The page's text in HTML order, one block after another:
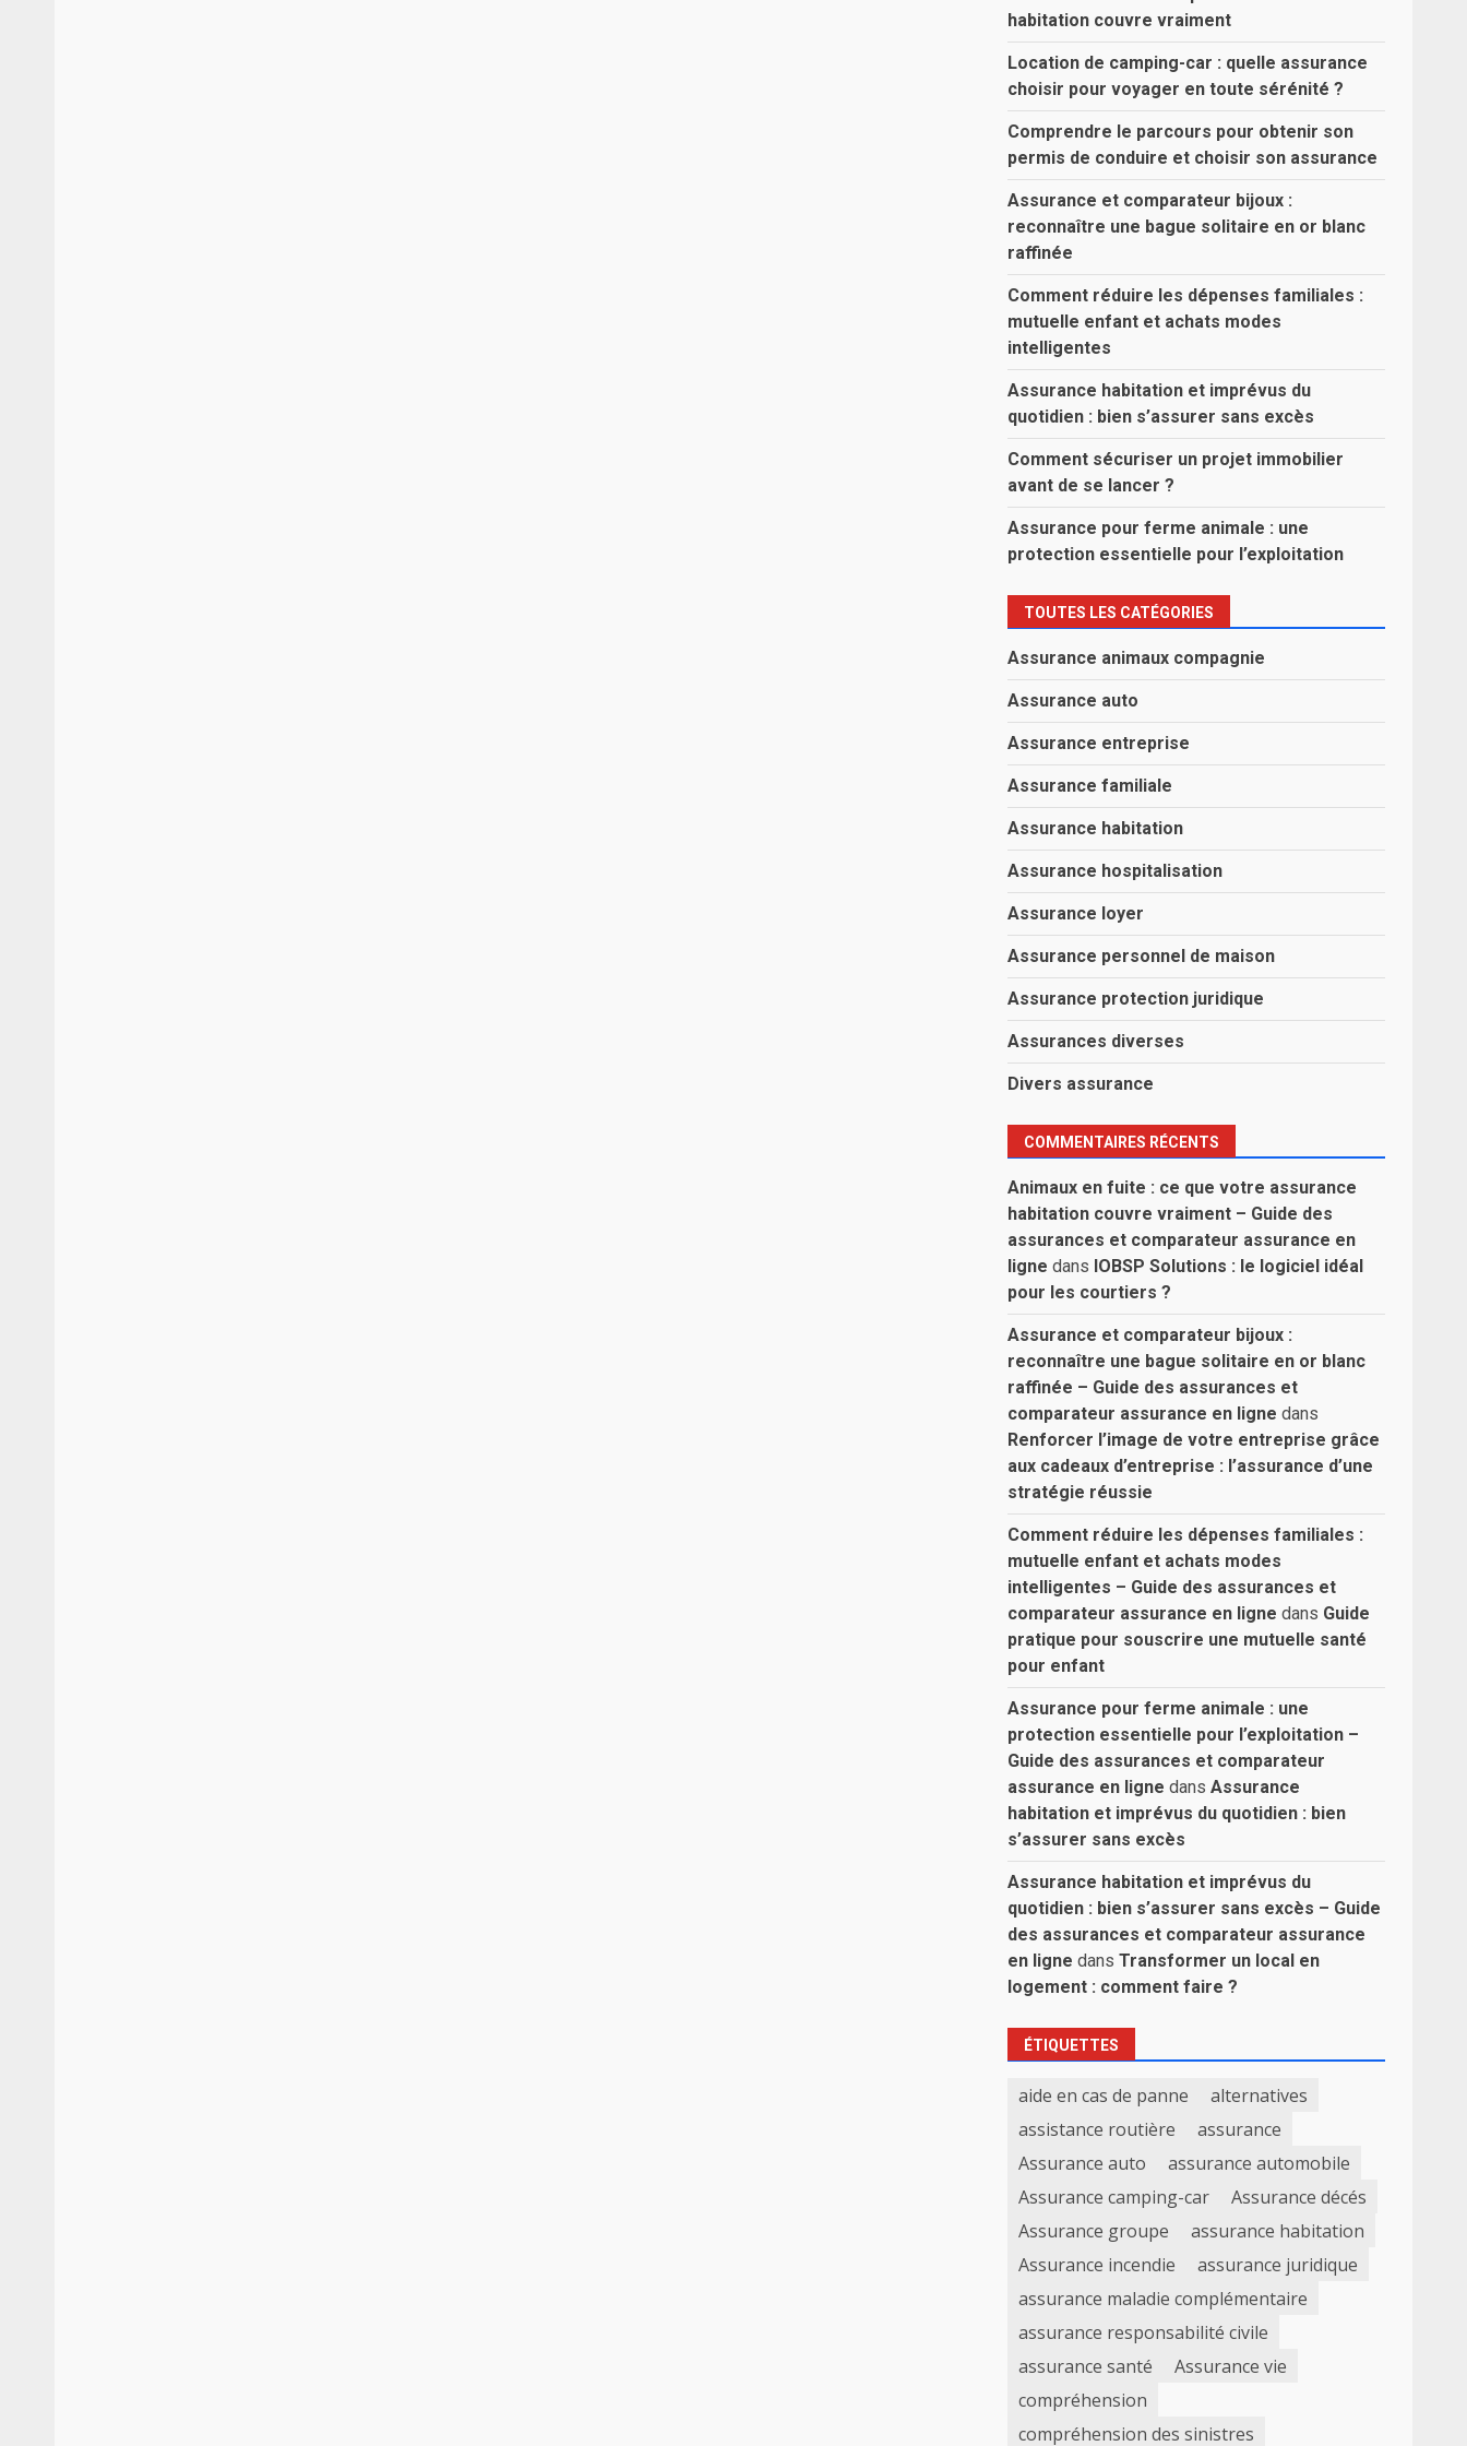
habitation couvre vraiment
Location de camping-car : quelle assurance
choisir pour voyager en toute sérénité ?
Comprendre le parcours pour obtenir son
permis de conduire et choisir son assurance
Assurance et comparateur bijoux :
reconnaître une bague solitaire en or blanc
raffinée
Comment réduire les dépenses familiales :
mutuelle enfant et achats modes
intelligentes
Assurance habitation et imprévus du
quotidien : bien s’assurer sans excès
Comment sécuriser un projet immobilier
avant de se lancer ?
Assurance pour ferme animale : une
protection essentielle pour l’exploitation
TOUTES LES CATÉGORIES
Assurance animaux compagnie
Assurance auto
Assurance entreprise
Assurance familiale
Assurance habitation
Assurance hospitalisation
Assurance loyer
Assurance personnel de maison
Assurance protection juridique
Assurances diverses
Divers assurance
COMMENTAIRES RÉCENTS
Animaux en fuite : ce que votre assurance
habitation couvre vraiment – Guide des
assurances et comparateur assurance en
ligne dans IOBSP Solutions : le logiciel idéal
pour les courtiers ?
Assurance et comparateur bijoux :
reconnaître une bague solitaire en or blanc
raffinée – Guide des assurances et
comparateur assurance en ligne dans
Renforcer l’image de votre entreprise grâce
aux cadeaux d’entreprise : l’assurance d’une
stratégie réussie
Comment réduire les dépenses familiales :
mutuelle enfant et achats modes
intelligentes – Guide des assurances et
comparateur assurance en ligne dans Guide
pratique pour souscrire une mutuelle santé
pour enfant
Assurance pour ferme animale : une
protection essentielle pour l’exploitation –
Guide des assurances et comparateur
assurance en ligne dansAssurance
habitation et imprévus du quotidien : bien
s’assurer sans excès
Assurance habitation et imprévus du
quotidien : bien s’assurer sans excès – Guide
des assurances et comparateur assurance
en ligne dansTransformer un local en
logement : comment faire ?
ÉTIQUETTES
aide en cas de panne
alternatives
assistance routière
assurance
Assurance auto
assurance automobile
Assurance camping-car
Assurance décés
Assurance groupe
assurance habitation
Assurance incendie
assurance juridique
assurance maladie complémentaire
assurance responsabilité civile
assurance santé
Assurance vie
compréhension
compréhension des sinistres